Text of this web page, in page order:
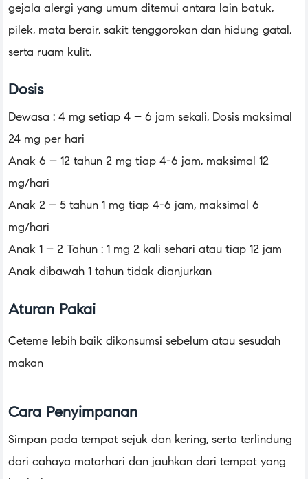
gejala alergi yang umum ditemui antara lain batuk,
pilek, mata berair, sakit tenggorokan dan hidung gatal,
serta ruam kulit.
Dosis
Dewasa : 4 mg setiap 4 – 6 jam sekali, Dosis maksimal
24 mg per hari
Anak 6 – 12 tahun 2 mg tiap 4-6 jam, maksimal 12
mg/hari
Anak 2 – 5 tahun 1 mg tiap 4-6 jam, maksimal 6
mg/hari
Anak 1 – 2 Tahun : 1 mg 2 kali sehari atau tiap 12 jam
Anak dibawah 1 tahun tidak dianjurkan
Aturan Pakai
Ceteme lebih baik dikonsumsi sebelum atau sesudah
makan
Cara Penyimpanan
Simpan pada tempat sejuk dan kering, serta terlindung
dari cahaya matarhari dan jauhkan dari tempat yang